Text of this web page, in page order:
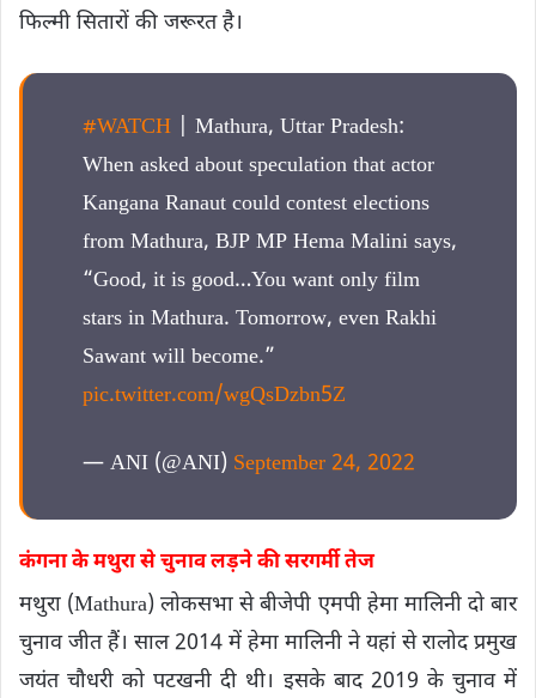
फिल्मी सितारों की जरूरत है।
#WATCH | Mathura, Uttar Pradesh:
When asked about speculation that actor
Kangana Ranaut could contest elections
from Mathura, BJP MP Hema Malini says,
“Good, it is good…You want only film
stars in Mathura. Tomorrow, even Rakhi
Sawant will become.”
pic.twitter.com/wgQsDzbn5Z
— ANI (@ANI) September 24, 2022
कंगना के मथुरा से चुनाव लड़ने की सरगर्मी तेज
मथुरा (Mathura) लोकसभा से बीजेपी एमपी हेमा मालिनी दो बार
चुनाव जीत हैं। साल 2014 में हेमा मालिनी ने यहां से रालोद प्रमुख
जयंत चौधरी को पटखनी दी थी। इसके बाद 2019 के चुनाव में